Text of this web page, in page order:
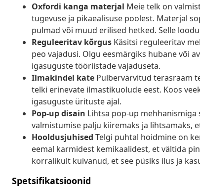
Oxfordi kanga materjal Meie telk on
tugevuse ja pikaealisuse poolest. Materjal
pulmad või muud erilised hetked. Selle
Reguleeritav kõrgus Käsitsi reguleeritav
peo vajadusi. Olgu eesmärgiks hubane või
igasuguste tööriistade vajaduseta.
Ilmakindel kate Pulbervärvitud terasraam
telki erinevate ilmastikuolude eest. Koos
igasuguste ürituste ajal.
Pop-up disain Lihtsa pop-up
valmistumise palju kiiremaks ja lihtsamaks,
Hooldusjuhised Telgi puhtal hoidmine on
eemal karmidest kemikaalidest, et vältida
korralikult kuivanud, et see püsiks ilus ja
Spetsifikatsioonid